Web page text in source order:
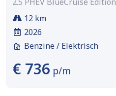
12 km
2026
Benzine / Elektrisch
€ 736 p/m